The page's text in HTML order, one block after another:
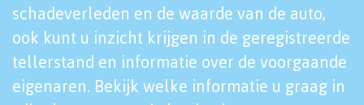
schadeverleden en de waarde van de auto,
ook kunt u inzicht krijgen in de geregistreerde
tellerstand en informatie over de voorgaande
eigenaren. Bekijk welke informatie u graag in